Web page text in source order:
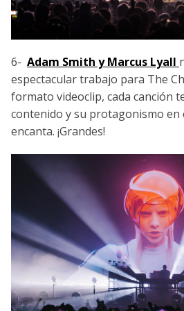
6- Adam Smith y Marcus Lyall
espectacular trabajo para The
formato videoclip, cada canción
contenido y su protagonismo en
encanta. ¡Grandes!